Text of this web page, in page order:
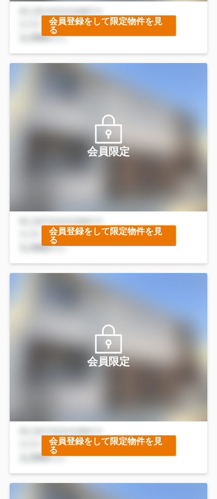
会員登録をして限定物件を見
る
会員限定
会員登録をして限定物件を見
る
会員限定
会員登録をして限定物件を見
る